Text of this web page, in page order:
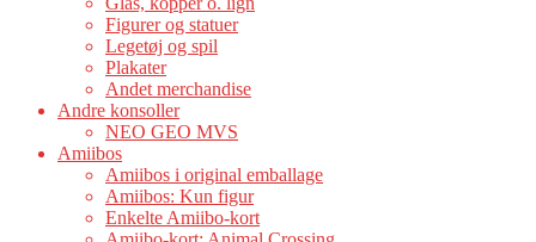
Figurer og statuer
Legetøj og spil
Plakater
Andet merchandise
Andre konsoller
NEO GEO MVS
Amiibos
Amiibos i original emballage
Amiibos: Kun figur
Enkelte Amiibo-kort